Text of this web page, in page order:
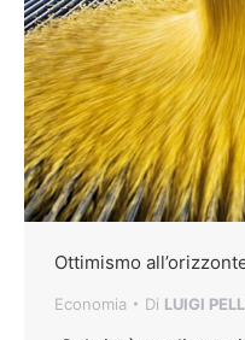
Ottimismo
Economia Di LUIGI